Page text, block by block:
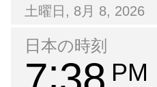
土曜日, 8月 8, 2026
日本の時刻
PM